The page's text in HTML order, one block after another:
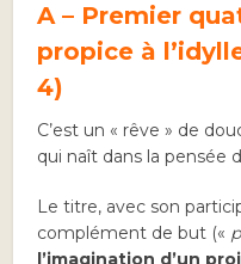
A – Premier
propice à
4)
C’est un « rêve » de
qui naît dans la pensée
Le titre, avec son
complément de but («
l’imagination d’un